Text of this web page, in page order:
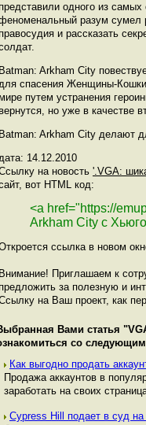
представили одного из
разум сумел
правосудия и рассказать
Batman: Arkham City
спасения Женщины-
мире путем устранения
вернутся, но уже в качестве
Batman: Arkham City делают
14.12.2010
на новость '.VGA:
вот HTML код:
<a href="https://
Arkham City с
ссылка в новом
Внимание! Приглашаем к
предложить за полезную и
на Ваш проект, как
Вами статья "
со
Как выгодно продать
Продажа аккаунтов в
заработать на своих
Cypress Hill подает в суд